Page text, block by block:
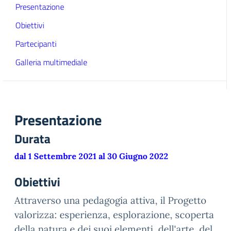
Presentazione
Obiettivi
Partecipanti
Galleria multimediale
Presentazione
Durata
dal 1 Settembre 2021 al 30 Giugno 2022
Obiettivi
Attraverso una pedagogia attiva, il Progetto
valorizza: esperienza, esplorazione, scoperta